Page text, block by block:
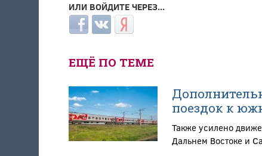
ИЛИ ВОЙДИТЕ ЧЕРЕЗ...
Login with Facebook
Login with ВКонтакте
Login with Яндекс
ЕЩЁ ПО ТЕМЕ
поездок к
Также усилено
Дальнем Востоке и